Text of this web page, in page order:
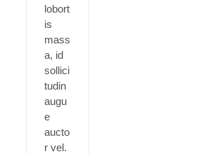
lobort
is
mass
a, id
sollici
tudin
augu
e
aucto
r vel.